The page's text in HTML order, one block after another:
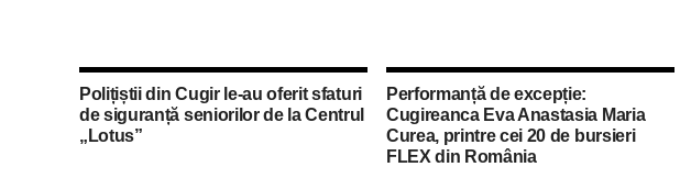
Polițiștii din Cugir le-au oferit sfaturi
de siguranță seniorilor de la Centrul
„Lotus”
Performanță de excepție:
Cugireanca Eva Anastasia Maria
Curea, printre cei 20 de bursieri
FLEX din România